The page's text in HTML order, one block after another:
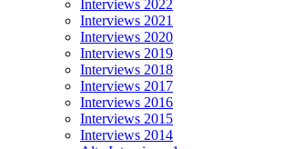
Interviews 2022
Interviews 2021
Interviews 2020
Interviews 2019
Interviews 2018
Interviews 2017
Interviews 2016
Interviews 2015
Interviews 2014